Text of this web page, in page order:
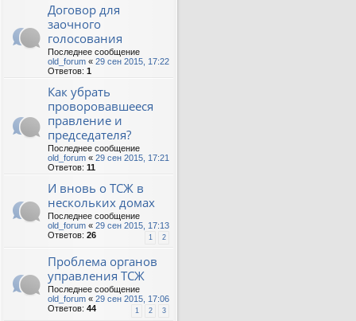
Договор для
заочного
голосования
Последнее сообщение
old_forum « 29 сен 2015, 17:22
Ответов: 1
Как убрать
проворовавшееся
правление и
председателя?
Последнее сообщение
old_forum « 29 сен 2015, 17:21
Ответов: 11
И вновь о ТСЖ в
нескольких домах
Последнее сообщение
old_forum « 29 сен 2015, 17:13
Ответов: 26 1 2
Проблема органов
управления ТСЖ
Последнее сообщение
old_forum « 29 сен 2015, 17:06
Ответов: 44 1 2 3